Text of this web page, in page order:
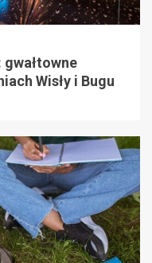
Wisły i Bugu